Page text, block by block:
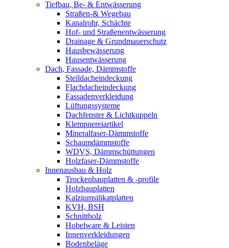
Tiefbau, Be- & Entwässerung
Straßen-& Wegebau
Kanalrohr, Schächte
Hof- und Straßenentwässerung
Drainage & Grundmauerschutz
Hausbewässerung
Hausentwässerung
Dach, Fassade, Dämmstoffe
Steildacheindeckung
Flachdacheindeckung
Fassadenverkleidung
Lüftungssysteme
Dachfenster & Lichtkuppeln
Klempnereiartikel
Mineralfaser-Dämmstoffe
Schaumdämmstoffe
WDVS, Dämmschüttungen
Holzfaser-Dämmstoffe
Innenausbau & Holz
Trockenbauplatten & -profile
Holzbauplatten
Kalziumsilikatplatten
KVH, BSH
Schnittholz
Hobelware & Leisten
Innenverkleidungen
Bodenbeläge